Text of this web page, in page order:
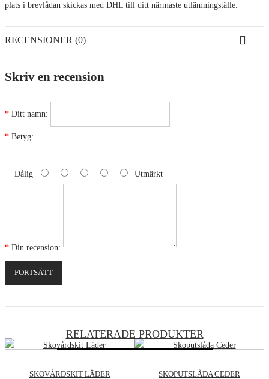
plats i brevlådan skickas med DHL till ditt närmaste utlämningställe.
RECENSIONER (0)
Skriv en recension
Ditt namn:
Betyg:
Dålig Utmärkt
Din recension:
FORTSÄTT
RELATERADE PRODUKTER
SKOVÅRDSKIT LÄDER SKOPUTSLÅDA CEDER